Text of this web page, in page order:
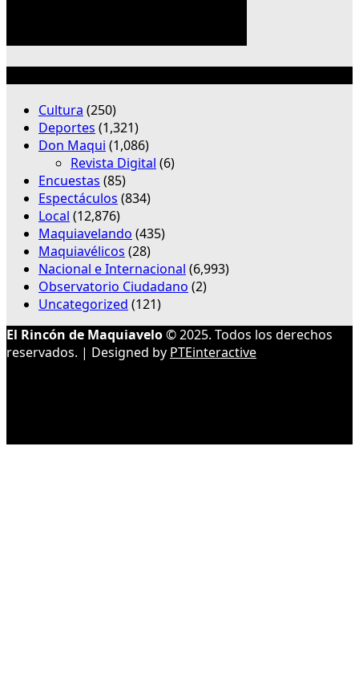
Cultura (250)
Deportes (1,321)
Don Maqui (1,086)
Revista Digital (6)
Encuestas (85)
Espectáculos (834)
Local (12,876)
Maquiavelando (435)
Maquiavélicos (28)
Nacional e Internacional (6,993)
Observatorio Ciudadano (2)
Uncategorized (121)
El Rincón de Maquiavelo© 2025. Todos los derechos
reservados. | Designed by PTEinteractive